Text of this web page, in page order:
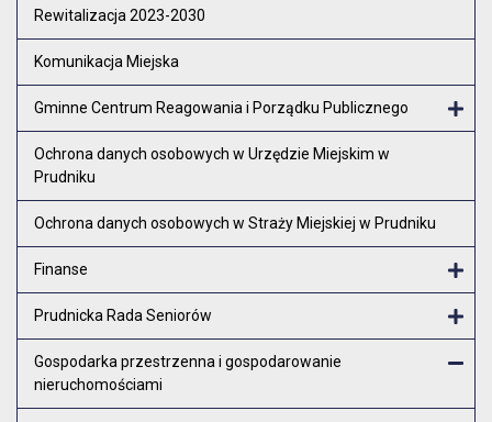
Rewitalizacja 2023-2030
Komunikacja Miejska
Gminne Centrum Reagowania i Porządku Publicznego
Ochrona danych osobowych w Urzędzie Miejskim w
Prudniku
Ochrona danych osobowych w Straży Miejskiej w Prudniku
Finanse
Prudnicka Rada Seniorów
Gospodarka przestrzenna i gospodarowanie
nieruchomościami